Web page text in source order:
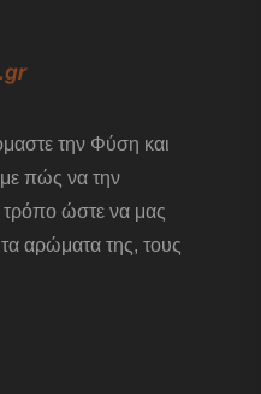
την Φύση και
πώς να την
τρόπο ώστε να μας
τα αρώματα της, τους